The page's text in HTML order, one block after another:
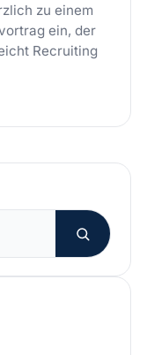
zu einem
ein, der
Recruiting